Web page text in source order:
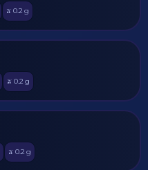
🫒 0.2 g
🫒 0.2 g
🫒 0.2 g